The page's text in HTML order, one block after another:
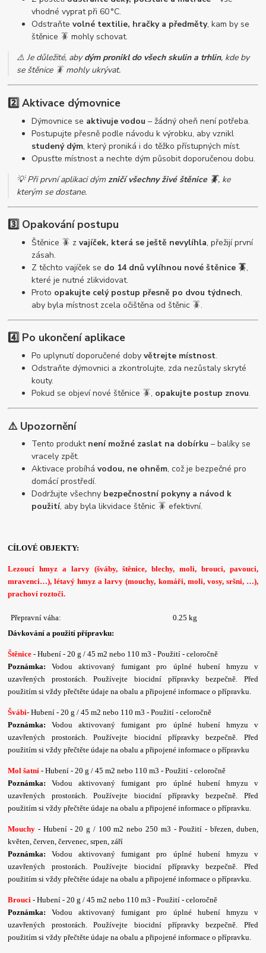
vhodné vyprat při 60 °C.
Odstraňtevolné textilie, hračky a předměty, kam by se
štěnice 🪳 mohly schovat.
⚠️ Je důležité, abydým pronikl do všech skulin a trhlin, kde by
se štěnice 🪳 mohly ukrývat.
2️⃣ Aktivace dýmovnice
Dýmovnice se aktivuje vodou – žádný oheň není potřeba.
Postupujte přesně podle návodu k výrobku, aby vznikl
studený dým, který proniká i do těžko přístupných míst.
Opusťte místnost a nechte dým působit doporučenou dobu.
💡 Při první aplikaci dýmzničí všechny živé štěnice 🪳, ke
kterým se dostane.
3️⃣ Opakování postupu
Štěnice 🪳 zvajíček, která se ještě nevylíhla, přežijí první
zásah.
Z těchto vajíček se do 14 dnů vylíhnou nové štěnice 🪳,
které je nutné zlikvidovat.
Proto opakujte celý postup přesně po dvou týdnech,
aby byla místnost zcela očištěna od štěnic 🪳.
4️⃣ Po ukončení aplikace
Po uplynutí doporučené dobyvětrejte místnost.
Odstraňte dýmovnici a zkontrolujte, zda nezůstaly skryté
kouty.
Pokud se objeví nové štěnice 🪳, opakujte postup znovu.
⚠️ Upozornění
Tento produkt není možné zaslat na dobírku – balíky se
vracely zpět.
Aktivace probíhávodou, ne ohněm, což je bezpečné pro
domácí prostředí.
Dodržujte všechny bezpečnostní pokyny a návod k
použití, aby byla likvidace štěnic 🪳 efektivní.
CÍLOVÉ OBJEKTY:
Lezoucí hmyz a larvy (šváby, štěnice, blechy, moli, brouci, pavouci,
mravenci…), létavý hmyz a larvy (mouchy, komáři, moli, vosy, sršni, …),
prachoví roztoči.
Přepravní váha:
0.25 kg
Dávkování a použití přípravku:
Štěnice - Hubení - 20 g / 45 m2 nebo 110 m3 - Použití - celoročně
Poznámka: Vodou aktivovaný fumigant pro úplné hubení hmyzu v
uzavřených prostorách. Používejte biocidní přípravky bezpečně. Před
použitím si vždy přečtěte údaje na obalu a připojené informace o přípravku.
Švábi- Hubení - 20 g / 45 m2 nebo 110 m3 - Použití - celoročně
Poznámka: Vodou aktivovaný fumigant pro úplné hubení hmyzu v
uzavřených prostorách. Používejte biocidní přípravky bezpečně. Před
použitím si vždy přečtěte údaje na obalu a připojené informace o přípravku
Mol šatní - Hubení - 20 g / 45 m2 nebo 110 m3 - Použití - celoročně
Poznámka: Vodou aktivovaný fumigant pro úplné hubení hmyzu v
uzavřených prostorách. Používejte biocidní přípravky bezpečně. Před
použitím si vždy přečtěte údaje na obalu a připojené informace o přípravku.
Mouchy - Hubení - 20 g / 100 m2 nebo 250 m3 - Použití - březen, duben,
květen, červen, červenec, srpen, září
Poznámka: Vodou aktivovaný fumigant pro úplné hubení hmyzu v
uzavřených prostorách. Používejte biocidní přípravky bezpečně. Před
použitím si vždy přečtěte údaje na obalu a připojené informace o přípravku.
Brouci - Hubení - 20 g / 45 m2 nebo 110 m3 - Použití - celoročně
Poznámka: Vodou aktivovaný fumigant pro úplné hubení hmyzu v
uzavřených prostorách. Používejte biocidní přípravky bezpečně. Před
použitím si vždy přečtěte údaje na obalu a připojené informace o přípravku.